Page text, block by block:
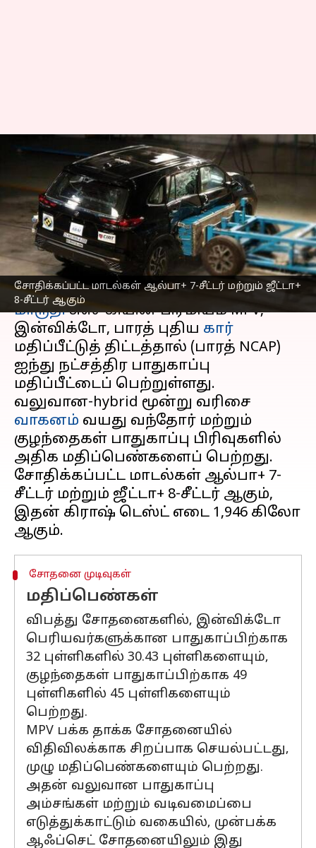
சோதிக்கப்பட்ட மாடல்கள் ஆல்பா+ 7-சீட்டர் மற்றும் ஜீட்டா+
8-சீட்டர் ஆகும்
பாரத் NCAP-இல் மாருதி
சுசுகி இன்விக்டோ 5
நட்சத்திர பாதுகாப்பு
மதிப்பீட்டைப் பெற்றுள்ளது
எழுதியவர் Venkatalakshmi V Sep 25, 2025 06:27 pm
செய்தி முன்னோட்டம்
மாருதிசுஸுகியின் பிரீமியம் MPV,
இன்விக்டோ, பாரத் புதிய கார்
மதிப்பீட்டுத் திட்டத்தால் (பாரத் NCAP)
ஐந்து நட்சத்திர பாதுகாப்பு
மதிப்பீட்டைப் பெற்றுள்ளது.
வலுவான-hybrid மூன்று வரிசை
வாகனம் வயது வந்தோர் மற்றும்
குழந்தைகள் பாதுகாப்பு பிரிவுகளில்
அதிக மதிப்பெண்களைப் பெற்றது.
சோதிக்கப்பட்ட மாடல்கள் ஆல்பா+ 7-
சீட்டர் மற்றும் ஜீட்டா+ 8-சீட்டர் ஆகும்,
இதன் கிராஷ் டெஸ்ட் எடை 1,946 கிலோ
சோதனை முடிவுகள்
மதிப்பெண்கள்
விபத்து சோதனைகளில், இன்விக்டோ
பெரியவர்களுக்கான பாதுகாப்பிற்காக
32 புள்ளிகளில் 30.43 புள்ளிகளையும்,
குழந்தைகள் பாதுகாப்பிற்காக 49
புள்ளிகளில் 45 புள்ளிகளையும்
பெற்றது.
MPV பக்க தாக்க சோதனையில்
விதிவிலக்காக சிறப்பாக செயல்பட்டது,
முழு மதிப்பெண்களையும் பெற்றது.
அதன் வலுவான பாதுகாப்பு
அம்சங்கள் மற்றும் வடிவமைப்பை
எடுத்துக்காட்டும் வகையில், முன்பக்க
ஆஃப்செட் சோதனையிலும் இது